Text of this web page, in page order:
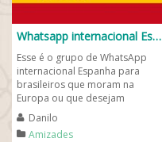
Whatsapp internacional Espanha 🇪🇸
Esse é o grupo de WhatsApp
internacional Espanha para
brasileiros que moram na
Europa ou que desejam
conhecer a Espanha. Faça novos
amigos por esse...
Danilo
Amizades